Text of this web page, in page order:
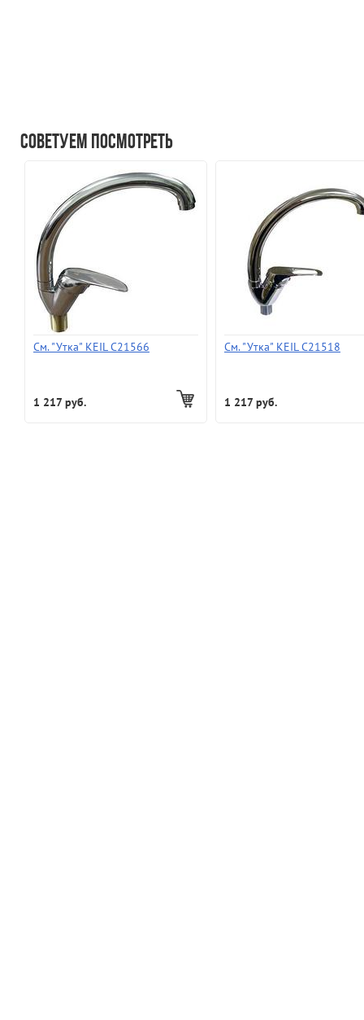
Советуем посмотреть
См. "Утка" KEIL С21566
1 217 руб.
См. "Утка" KEIL С21518
1 217 руб.